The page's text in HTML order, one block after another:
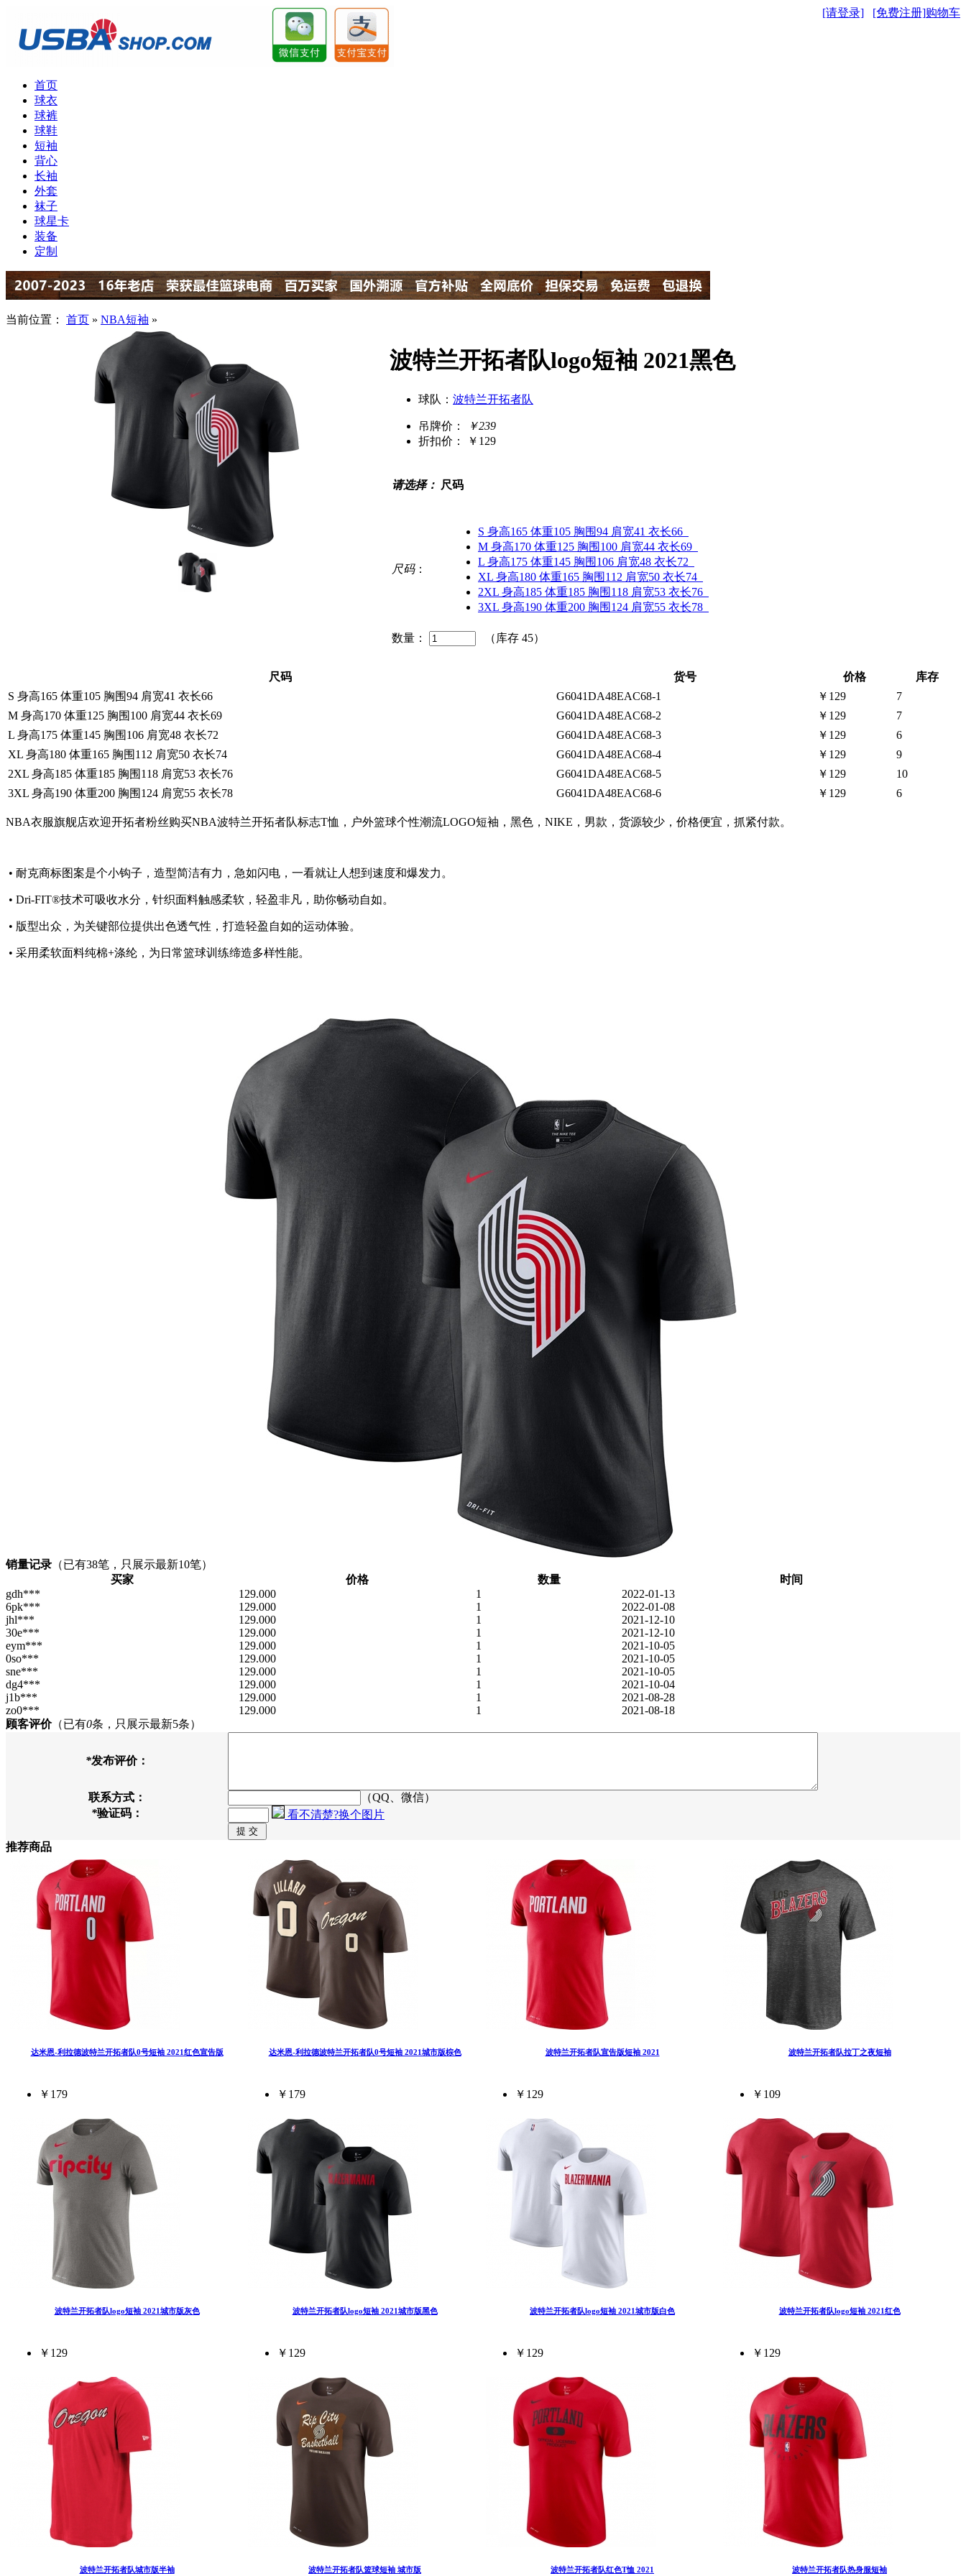
[请登录] [免费注册]购物车
首页
球衣
球裤
球鞋
短袖
背心
长袖
外套
袜子
球星卡
装备
定制
当前位置： 首页 » NBA短袖 »
波特兰开拓者队logo短袖 2021黑色
球队： 波特兰开拓者队
吊牌价：
￥239
折扣价：
￥129
请选择： 尺码
尺码：
S 身高165 体重105 胸围94 肩宽41 衣长66
M 身高170 体重125 胸围100 肩宽44 衣长69
L 身高175 体重145 胸围106 肩宽48 衣长72
XL 身高180 体重165 胸围112 肩宽50 衣长74
2XL 身高185 体重185 胸围118 肩宽53 衣长76
3XL 身高190 体重200 胸围124 肩宽55 衣长78
数量： （库存 45）
尺码 货号 价格
库存
S 身高165 体重105 胸围94 肩宽41 衣长66
G6041DA48EAC68-1 ￥129
7
M 身高170 体重125 胸围100 肩宽44 衣长69
G6041DA48EAC68-2 ￥129
7
L 身高175 体重145 胸围106 肩宽48 衣长72
G6041DA48EAC68-3 ￥129
6
XL 身高180 体重165 胸围112 肩宽50 衣长74
G6041DA48EAC68-4 ￥129
9
2XL 身高185 体重185 胸围118 肩宽53 衣长76
G6041DA48EAC68-5 ￥129
10
3XL 身高190 体重200 胸围124 肩宽55 衣长78
G6041DA48EAC68-6 ￥129 6
NBA衣服旗舰店欢迎开拓者粉丝购买NBA波特兰开拓者队标志T恤，户外篮球个性潮流LOGO短袖，黑色，NIKE，男款，货源较少，价格便宜，抓紧付款。
• 耐克商标图案是个小钩子，造型简洁有力，急如闪电，一看就让人想到速度和爆发力。
• Dri-FIT®技术可吸收水分，针织面料触感柔软，轻盈非凡，助你畅动自如。
• 版型出众，为关键部位提供出色透气性，打造轻盈自如的运动体验。
• 采用柔软面料纯棉+涤纶，为日常篮球训练缔造多样性能。
销量记录 （已有38笔，只展示最新10笔）
买家
价格 数量
时间
gdh***
129.000 1
2022-01-13
6pk***
129.000 1
2022-01-08
jhl***
129.000 1
2021-12-10
30e***
129.000 1
2021-12-10
eym***
129.000 1
2021-10-05
0so***
129.000 1
2021-10-05
sne***
129.000 1
2021-10-05
dg4***
129.000 1
2021-10-04
j1b***
129.000 1
2021-08-28
zo0***
129.000 1
2021-08-18
顾客评价（已有0条，只展示最新5条）
*发布评价：
联系方式：
（QQ、微信）
*验证码： 看不清楚?换个图片
推荐商品
达米恩-利拉德波特兰开拓者队0号短袖 2021红色宣告版
￥179
达米恩-利拉德波特兰开拓者队0号短袖 2021城市版棕色
￥179
波特兰开拓者队宣告版短袖 2021
￥129
波特兰开拓者队拉丁之夜短袖
￥109
波特兰开拓者队logo短袖 2021城市版灰色
￥129
波特兰开拓者队logo短袖 2021城市版黑色
￥129
波特兰开拓者队logo短袖 2021城市版白色
￥129
波特兰开拓者队logo短袖 2021红色
￥129
波特兰开拓者队城市版半袖 波特兰开拓者队篮球短袖 城市版 波特兰开拓者队红色T恤 2021 波特兰开拓者队热身服短袖